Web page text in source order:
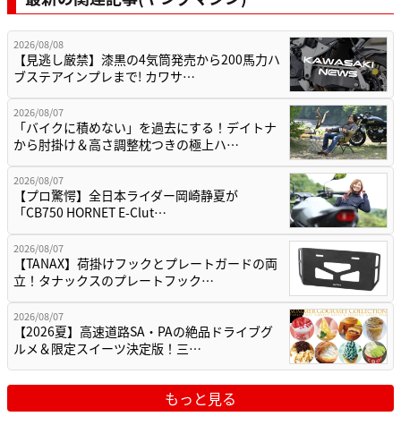
2026/08/08
【見逃し厳禁】漆黒の4気筒発売から200馬力ハ
ブステアインプレまで! カワサ…
2026/08/07
「バイクに積めない」を過去にする！デイトナ
から肘掛け＆高さ調整枕つきの極上ハ…
2026/08/07
【プロ驚愕】全日本ライダー岡崎静夏が
「CB750 HORNET E-Clut…
2026/08/07
【TANAX】荷掛けフックとプレートガードの両
立！タナックスのプレートフック…
2026/08/07
【2026夏】高速道路SA・PAの絶品ドライブグ
ルメ＆限定スイーツ決定版！三…
もっと見る